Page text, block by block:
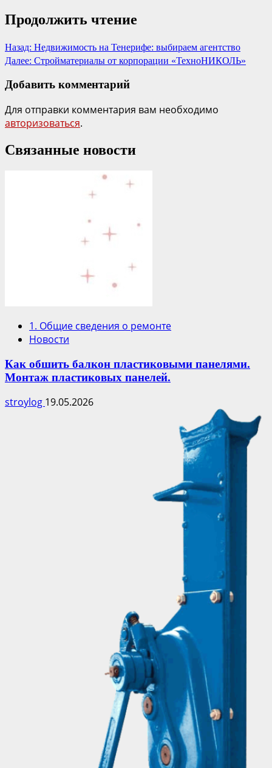
Продолжить чтение
Назад: Недвижимость на Тенерифе: выбираем агентство
Далее: Стройматериалы от корпорации «ТехноНИКОЛЬ»
Добавить комментарий
Для отправки комментария вам необходимо
авторизоваться.
Связанные новости
1. Общие сведения о ремонте
Новости
Как обшить балкон пластиковыми панелями.
Монтаж пластиковых панелей.
stroylog 19.05.2026